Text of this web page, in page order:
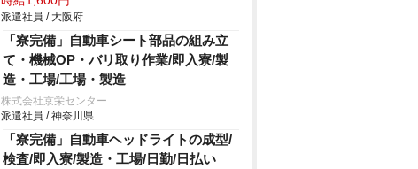
派遣社員 / 大阪府
「寮完備」自動車シート部品の組み立
て・機械OP・バリ取り作業/即入寮/製
造・工場/工場・製造
株式会社京栄センター
派遣社員 / 神奈川県
「寮完備」自動車ヘッドライトの成型/
検査/即入寮/製造・工場/日勤/日払い